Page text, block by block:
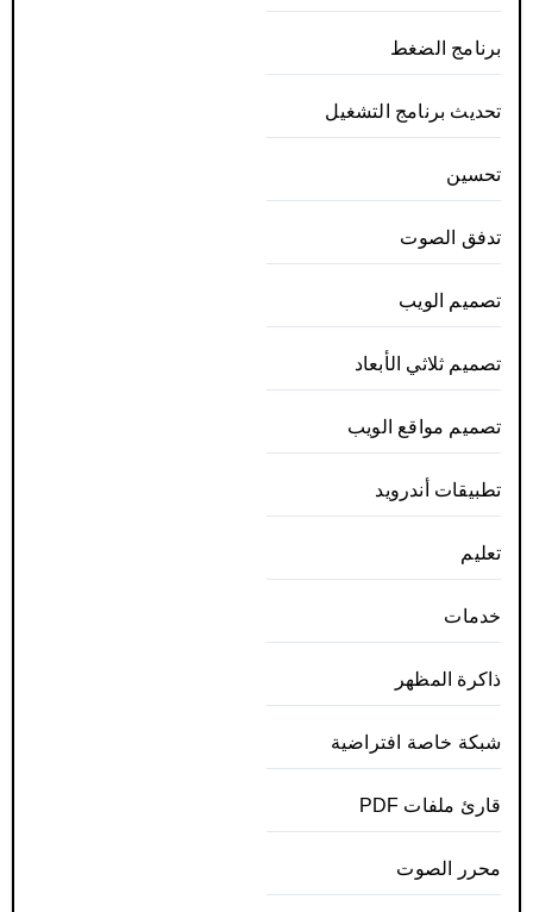
برنامج الضغط
تحديث برنامج التشغيل
تحسين
تدفق الصوت
تصميم الويب
تصميم ثلاثي الأبعاد
تصميم مواقع الويب
تطبيقات أندرويد
تعليم
خدمات
ذاكرة المظهر
شبكة خاصة افتراضية
قارئ ملفات PDF
محرر الصوت